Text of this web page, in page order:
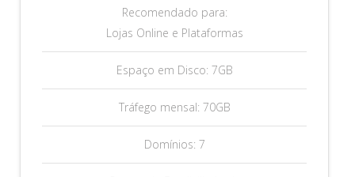
Recomendado para:
Lojas Online e Plataformas
Espaço em Disco: 7GB
Tráfego mensal: 70GB
Domínios: 7